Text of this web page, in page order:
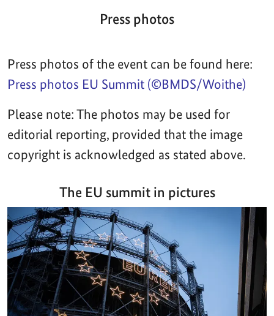
Press photos
Press photos of the event can be found here:
Press photos EU Summit (©BMDS/Woithe)
Please note: The photos may be used for
editorial reporting, provided that the image
copyright is acknowledged as stated above.
The EU summit in pictures